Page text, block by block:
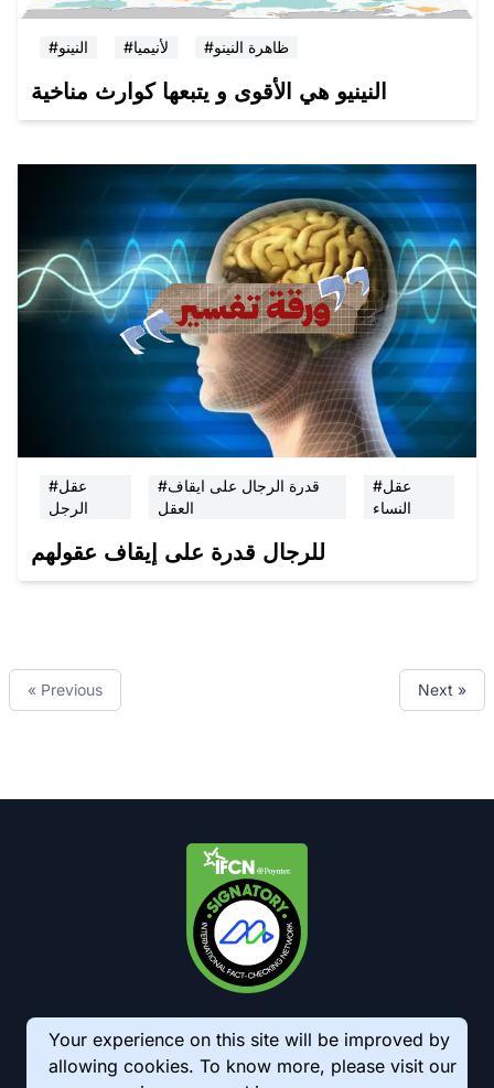
#النينو #لأنيميا #ظاهرة النينو
النينيو هي الأقوى و يتبعها كوارث مناخية
#عقل
الرجل
#قدرة الرجال على ايقاف
العقل
#عقل
النساء
للرجال قدرة على إيقاف عقولهم
« Previous Next »
Your experience on this site will be improved by
allowing cookies. To know more, please visit our